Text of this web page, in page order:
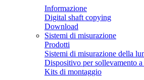
Informazione
Digital shaft copying
Download
Sistemi di misurazione
Prodotti
Sistemi di misurazione della
Dispositivo per sollevamento
Kits di montaggio